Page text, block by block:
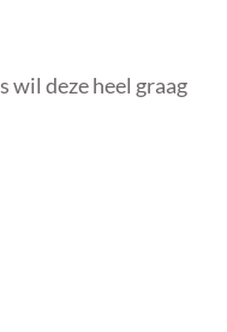
wil deze heel graag